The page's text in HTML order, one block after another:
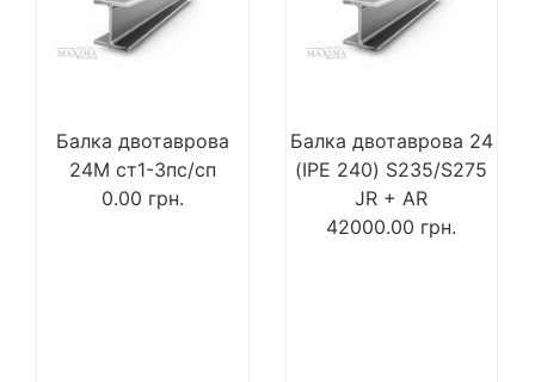
Балка двотаврова
24М ст1-3пс/сп
0.00 грн.
Балка двотаврова 24
(IPE 240) S235/S275
JR + AR
42000.00 грн.